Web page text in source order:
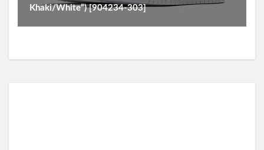
Khaki/White”) [904234-303]